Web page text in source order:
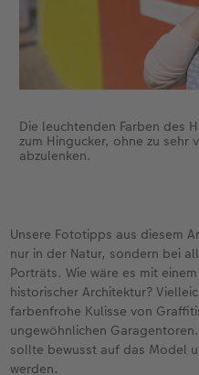
Die leuchtenden Farben des
zum Hingucker, ohne zu sehr
abzulenken.
Unsere Fototipps aus diesem
nur in der Natur, sondern bei
Porträts. Wie wäre es mit
historischer Architektur?
farbenfrohe Kulisse von
ungewöhnlichen
sollte bewusst auf das Model
werden.